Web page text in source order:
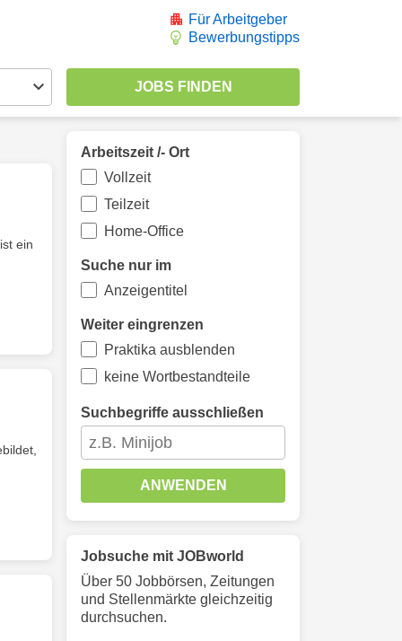
Für Arbeitgeber
Bewerbungstipps
ein
Arbeitszeit /- Ort
Vollzeit
Teilzeit
Home-Office
Suche nur im
Anzeigentitel
Weiter eingrenzen
Praktika ausblenden
keine Wortbestandteile
Suchbegriffe ausschließen
ANWENDEN
Jobsuche mit JOBworld
Über 50 Jobbörsen, Zeitungen
und Stellenmärkte gleichzeitig
durchsuchen.